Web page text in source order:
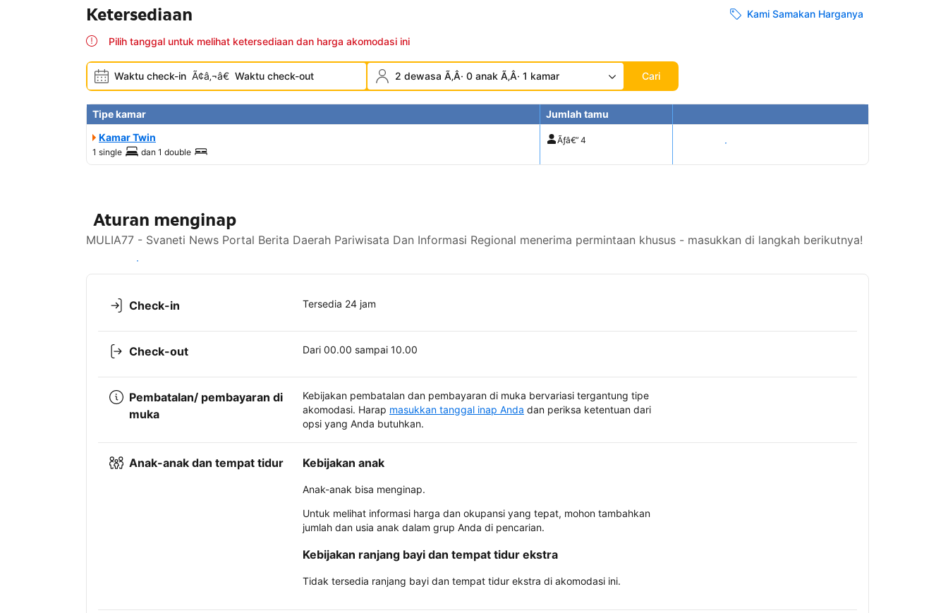
Ketersediaan Kami Samakan Harganya
Pilih tanggal untuk melihat ketersediaan dan harga akomodasi ini
Waktu check-in Ã¢â‚¬â€ Waktu check-out 2 dewasa Ã‚Â· 0 anak Ã‚Â· 1 kamar Cari
Tipe kamar
Jumlah tamu
Kamar Twin
1 single dan 1 double
Ãƒâ€” 4 Tampilkan harga
Aturan menginap
MULIA77 - Svaneti News Portal Berita Daerah Pariwisata Dan Informasi Regional menerima permintaan khusus - masukkan di langkah berikutnya!
Lihat ketersediaan
Check-in Tersedia 24 jam
Check-out Dari 00.00 sampai 10.00
Pembatalan/ pembayaran di
muka
Kebijakan pembatalan dan pembayaran di muka bervariasi tergantung tipe
akomodasi. Harap masukkan tanggal inap Anda dan periksa ketentuan dari
opsi yang Anda butuhkan.
Anak-anak dan tempat tidur Kebijakan anak
Anak-anak bisa menginap.
Untuk melihat informasi harga dan okupansi yang tepat, mohon tambahkan
jumlah dan usia anak dalam grup Anda di pencarian.
Kebijakan ranjang bayi dan tempat tidur ekstra
Tidak tersedia ranjang bayi dan tempat tidur ekstra di akomodasi ini.